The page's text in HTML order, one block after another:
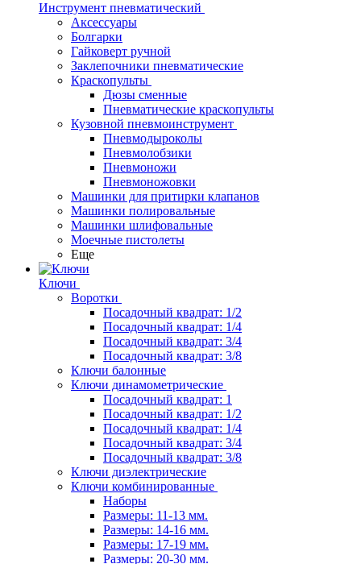
Инструмент пневматический
Аксессуары
Болгарки
Гайковерт ручной
Заклепочники пневматические
Краскопульты
Дюзы сменные
Пневматические краскопульты
Кузовной пневмоинструмент
Пневмодыроколы
Пневмолобзики
Пневмоножи
Пневмоножовки
Машинки для притирки клапанов
Машинки полировальные
Машинки шлифовальные
Моечные пистолеты
Еще
Ключи
Воротки
Посадочный квадрат: 1/2
Посадочный квадрат: 1/4
Посадочный квадрат: 3/4
Посадочный квадрат: 3/8
Ключи балонные
Ключи динамометрические
Посадочный квадрат: 1
Посадочный квадрат: 1/2
Посадочный квадрат: 1/4
Посадочный квадрат: 3/4
Посадочный квадрат: 3/8
Ключи диэлектрические
Ключи комбинированные
Наборы
Размеры: 11-13 мм.
Размеры: 14-16 мм.
Размеры: 17-19 мм.
Размеры: 20-30 мм.